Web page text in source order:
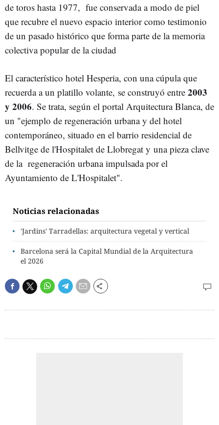
de toros hasta 1977, fue conservada a modo de piel
que recubre el nuevo espacio interior como testimonio
de un pasado histórico que forma parte de la memoria
colectiva popular de la ciudad
El característico hotel Hesperia, con una cúpula que
recuerda a un platillo volante, se construyó entre 2003
y 2006. Se trata, según el portal Arquitectura Blanca, de
un "ejemplo de regeneración urbana y del hotel
contemporáneo, situado en el barrio residencial de
Bellvitge de l'Hospitalet de Llobregat y una pieza clave
de la regeneración urbana impulsada por el
Ayuntamiento de L'Hospitalet".
Noticias relacionadas
'Jardins' Tarradellas: arquitectura vegetal y vertical
Barcelona será la Capital Mundial de la Arquitectura
el 2026